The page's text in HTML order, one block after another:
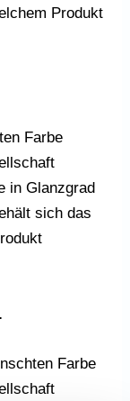
Produkt
Farbe
in Glanzgrad
sich das
Farbe